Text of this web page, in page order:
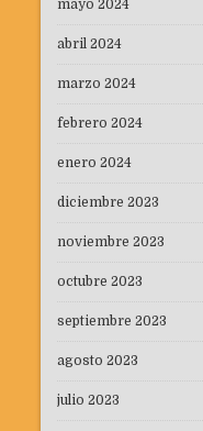
mayo 2024
abril 2024
marzo 2024
febrero 2024
enero 2024
diciembre 2023
noviembre 2023
octubre 2023
septiembre 2023
agosto 2023
julio 2023